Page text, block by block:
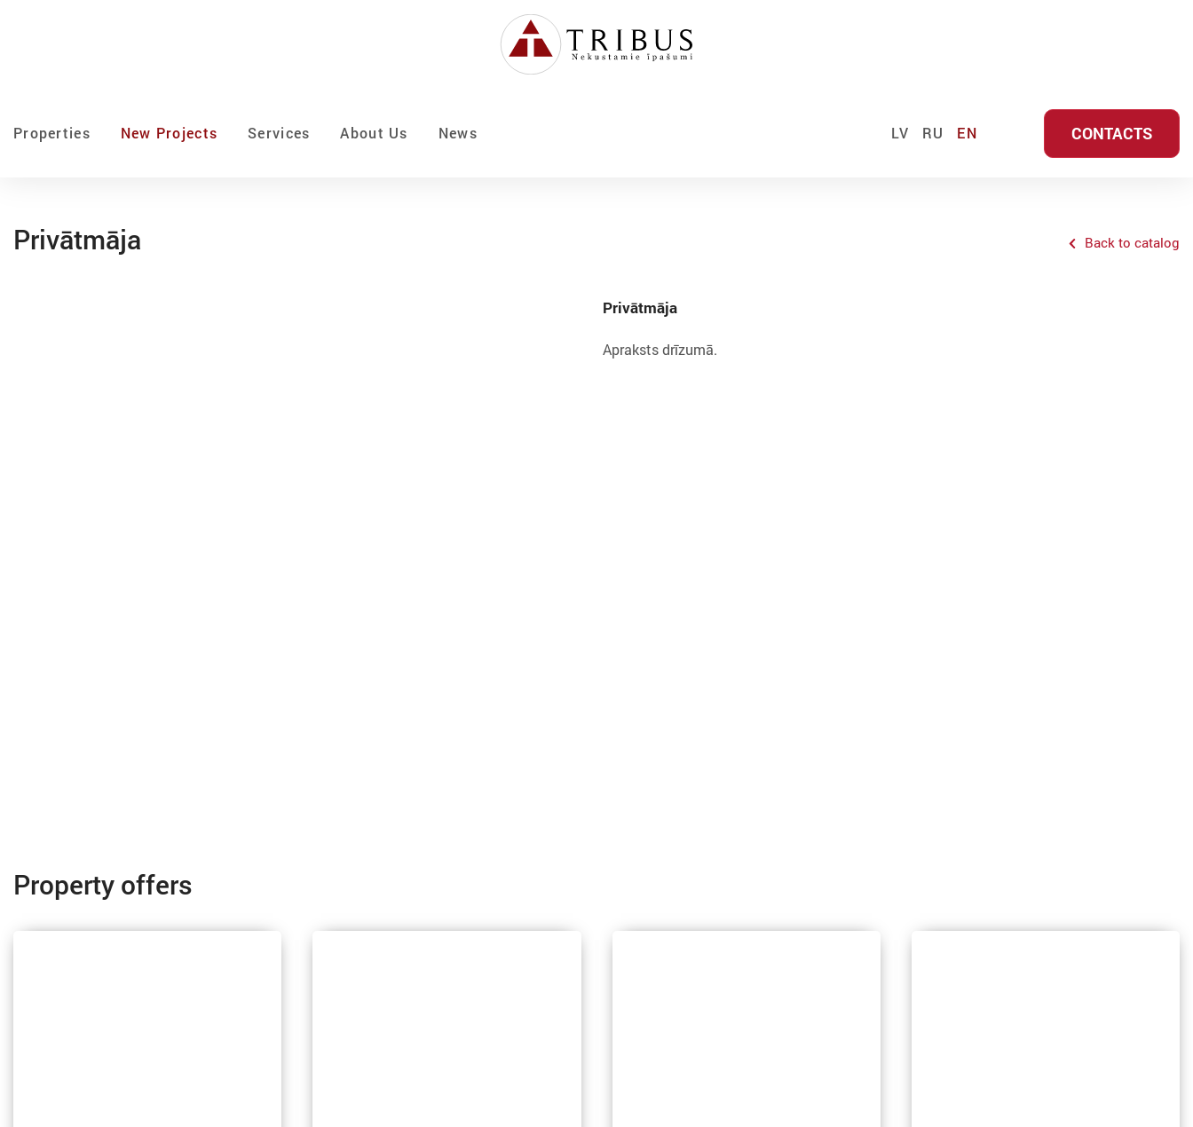
Properties New Projects Services About Us News LV RU EN CONTACTS
Privātmāja Back to catalog
Privātmāja
Apraksts drīzumā.
Property offers